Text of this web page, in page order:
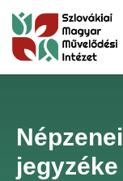
jegyzéke